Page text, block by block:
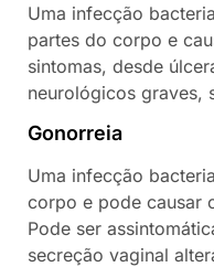
Uma infecção
partes do corpo e
sintomas, desde
neurológicos graves,
Gonorreia
Uma infecção
corpo e pode causar
Pode ser
secreção vaginal